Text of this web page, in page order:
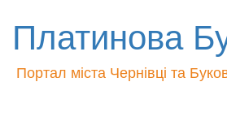
Платинова
Портал міста Чернівці та